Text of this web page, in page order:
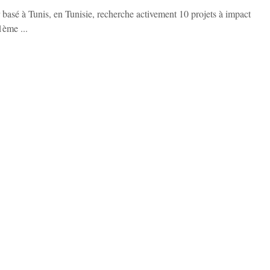
à Tunis, en Tunisie, recherche activement 10 projets à impact
...